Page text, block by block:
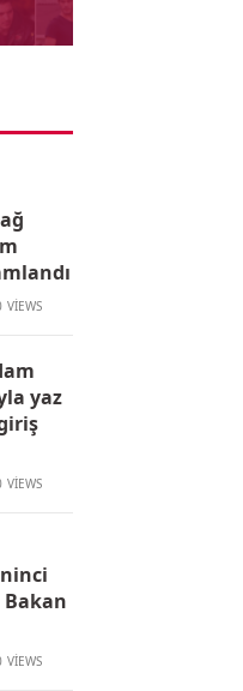
VIEWS
yaz
VIEWS
VIEWS